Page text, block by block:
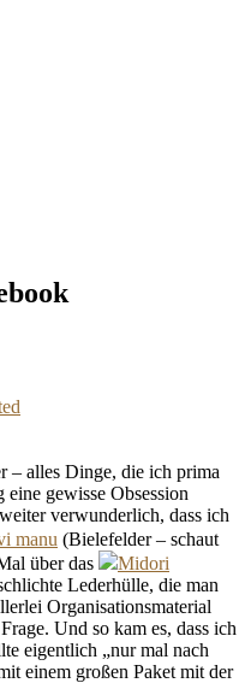
– alles Dinge, die ich prima
gewisse Obsession
verwunderlich, dass ich
manu (Bielefelder – schaut
über das
Midori
Lederhülle, die man
Organisationsmaterial
Und so kam es, dass ich
eigentlich „nur mal nach
einem großen Paket mit der